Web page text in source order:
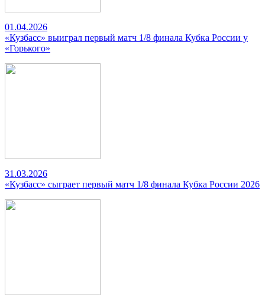
01.04.2026
«Кузбасс» выиграл первый матч 1/8 финала Кубка России у
«Горького»
31.03.2026
«Кузбасс» сыграет первый матч 1/8 финала Кубка России 2026